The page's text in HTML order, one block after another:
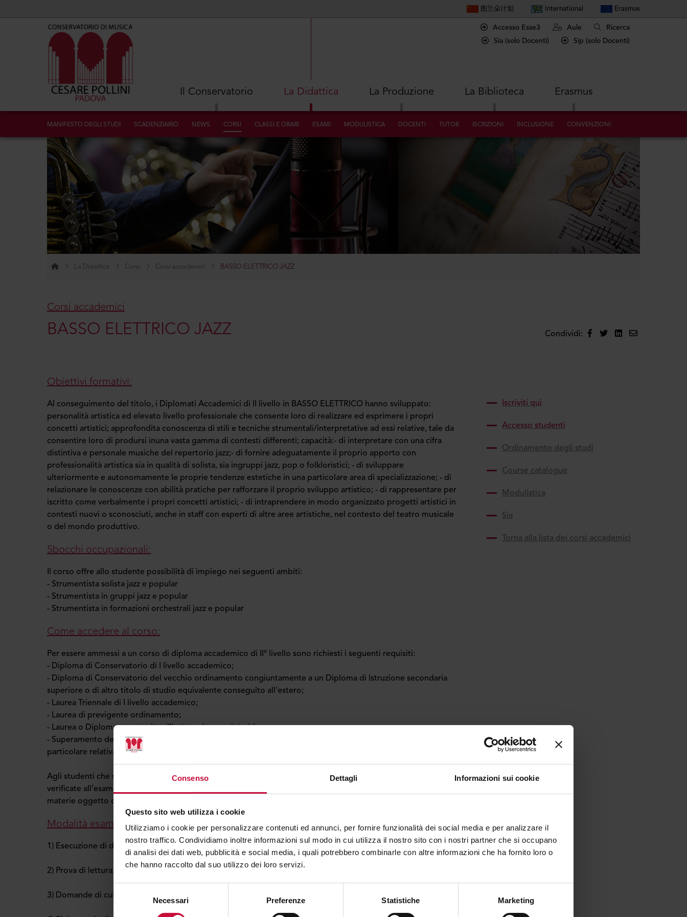
Consenso Dettagli Informazioni sui cookie
Questo sito web utilizza i cookie
Utilizziamo i cookie per personalizzare contenuti ed annunci, per fornire funzionalità dei social media e per analizzare il
nostro traffico. Condividiamo inoltre informazioni sul modo in cui utilizza il nostro sito con i nostri partner che si occupano
di analisi dei dati web, pubblicità e social media, i quali potrebbero combinarle con altre informazioni che ha fornito loro o
che hanno raccolto dal suo utilizzo dei loro servizi.
Necessari Preferenze Statistiche Marketing
图兰朵计划 International Erasmus
Accesso Esse3 Aule
Ricerca
Sia (solo Docenti)
Sip (solo Docenti)
Il Conservatorio La Didattica La Produzione La Biblioteca Erasmus
MANIFESTO DEGLI STUDI SCADENZIARIO NEWS CORSI CLASSI E ORARI ESAMI MODULISTICA DOCENTI TUTOR ISCRIZIONI INCLUSIONE CONVENZIONI
La Didattica Corsi Corsi accademici BASSO ELETTRICO JAZZ
Corsi accademici
BASSO ELETTRICO JAZZ Condividi:
Obiettivi formativi:
Al conseguimento del titolo, i Diplomati Accademici di II livello in BASSO ELETTRICO hanno sviluppato:
personalità artistica ed elevato livello professionale che consente loro di realizzare ed esprimere i propri
concetti artistici; approfondita conoscenza di stili e tecniche strumentali/interpretative ad essi relative, tale da
consentire loro di prodursi inuna vasta gamma di contesti differenti; capacità:- di interpretare con una cifra
distintiva e personale musiche del repertorio jazz;- di fornire adeguatamente il proprio apporto con
professionalità artistica sia in qualità di solista, sia ingruppi jazz, pop o folkloristici; - di sviluppare
ulteriormente e autonomamente le proprie tendenze estetiche in una particolare area di specializzazione; - di
relazionare le conoscenze con abilità pratiche per rafforzare il proprio sviluppo artistico; - di rappresentare per
iscritto come verbalmente i propri concetti artistici; - di intraprendere in modo organizzato progetti artistici in
contesti nuovi o sconosciuti, anche in staff con esperti di altre aree artistiche, nel contesto del teatro musicale
o del mondo produttivo.
Sbocchi occupazionali:
Il corso offre allo studente possibilità di impiego nei seguenti ambiti:
- Strumentista solista jazz e popular
- Strumentista in gruppi jazz e popular
- Strumentista in formazioni orchestrali jazz e popular
Come accedere al corso:
Per essere ammessi a un corso di diploma accademico di II° livello sono richiesti i seguenti requisiti:
- Diploma di Conservatorio di I livello accademico;
- Diploma di Conservatorio del vecchio ordinamento congiuntamente a un Diploma di Istruzione secondaria
superiore o di altro titolo di studio equivalente conseguito all'estero;
- Laurea Triennale di I livello accademico;
- Laurea di previgente ordinamento;
- Laurea o Diploma conseguito all’estero riconosciuto idoneo;
- Superamento dell’esame di ammissione, volto ad accertare un’adeguata preparazione musicale, in
particolare relativamente al corso di diploma prescelto.
Agli studenti che siano in possesso di diplomi di I livello o lauree diverse dallo strumento richiesto saranno
verificate all’esame di ammissione, oltre alle capacità tecnico-esecutive, un’adeguata preparazione nelle
materie oggetto di studio dei trienni di I livello. Potranno pertanto essere attribuiti debiti formativi.
Modalità esame di selezione
1) Esecuzione di due brani di jazz moderno a scelta dello studente.
2) Prova di lettura.
3) Domande di cultura generale in ambito jazzistico.
Iscriviti qui
Accesso studenti
Ordinamento degli studi
Course catalogue
Modulistica
Sia
Torna alla lista dei corsi accademici